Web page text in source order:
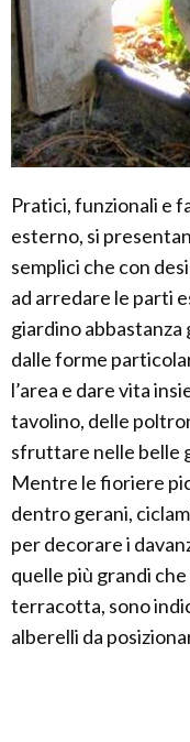
Pratici, funzionali e
esterno, si
semplici che con
ad arredare le parti
giardino abbastanza
dalle forme
l’area e dare vita
tavolino, delle
sfruttare nelle belle
Mentre le fioriere
dentro gerani,
per decorare i
quelle più grandi
terracotta, sono
alberelli da